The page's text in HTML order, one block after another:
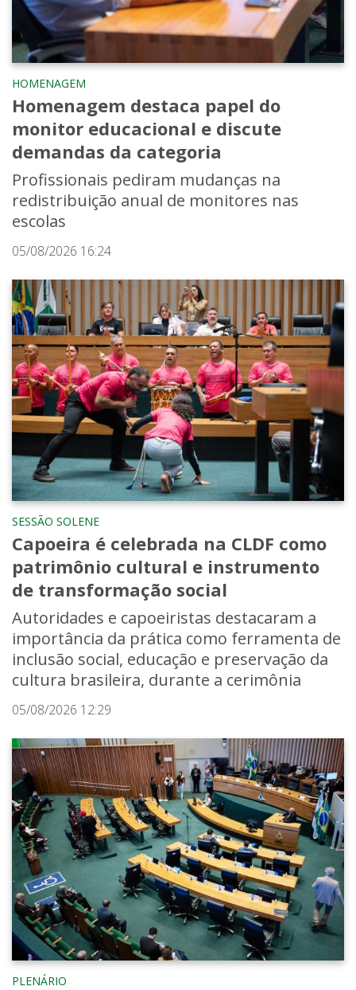
HOMENAGEM
Homenagem destaca papel do
monitor educacional e discute
demandas da categoria
Profissionais pediram mudanças na
redistribuição anual de monitores nas
escolas
05/08/2026 16:24
SESSÃO SOLENE
Capoeira é celebrada na CLDF como
patrimônio cultural e instrumento
de transformação social
Autoridades e capoeiristas destacaram a
importância da prática como ferramenta de
inclusão social, educação e preservação da
cultura brasileira, durante a cerimônia
05/08/2026 12:29
PLENÁRIO